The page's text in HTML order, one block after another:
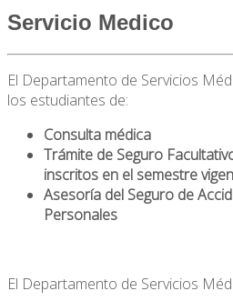
Servicio Medico
El Departamento de Servicios
los estudiantes de:
Consulta médica
Trámite de Seguro
inscritos en el semestre
Asesoría del Seguro de
Personales
El Departamento de Servicios